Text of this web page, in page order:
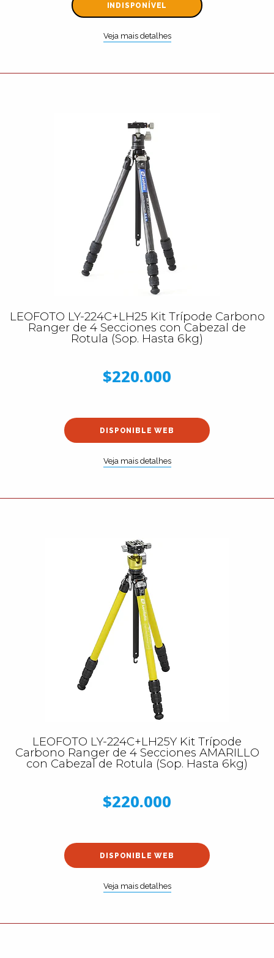
INDISPONÍVEL
Veja mais detalhes
LEOFOTO LY-224C+LH25 Kit Trípode Carbono
Ranger de 4 Secciones con Cabezal de
Rotula (Sop. Hasta 6kg)
$220.000
DISPONIBLE WEB
Veja mais detalhes
LEOFOTO LY-224C+LH25Y Kit Trípode
Carbono Ranger de 4 Secciones AMARILLO
con Cabezal de Rotula (Sop. Hasta 6kg)
$220.000
DISPONIBLE WEB
Veja mais detalhes